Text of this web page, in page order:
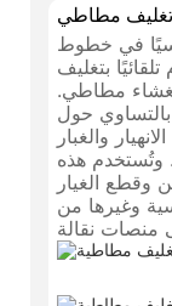
مطاطي
في خطوط
بتغليف
بغشاء مطاطي.
حول
والغبار
وتُستخدم هذه
وقطع الغيار
وغيرها من